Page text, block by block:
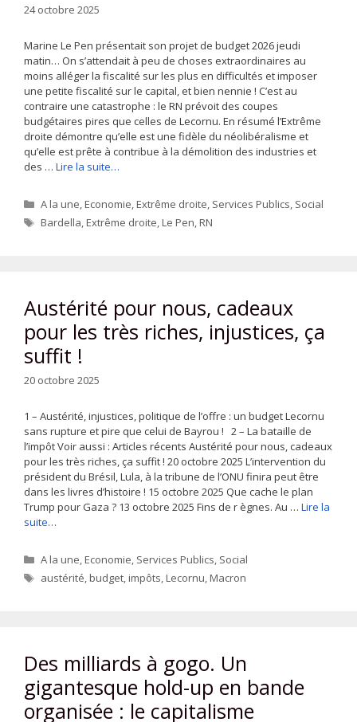
24 octobre 2025
Marine Le Pen présentait son projet de budget 2026 jeudi
matin… On s’attendait à peu de choses extraordinaires au
moins alléger la fiscalité sur les plus en difficultés et imposer
une petite fiscalité sur le capital, et bien nennie ! C’est au
contraire une catastrophe : le RN prévoit des coupes
budgétaires pires que celles de Lecornu. En résumé l’Extrême
droite démontre qu’elle est une fidèle du néolibéralisme et
qu’elle est prête à contribue à la démolition des industries et
des … Lire la suite…
Catégories
A la une,Economie,Extrême droite, Services Publics, Social
Étiquettes
Bardella,Extrême droite,Le Pen,RN
Austérité pour nous, cadeaux
pour les très riches, injustices, ça
suffit !
20 octobre 2025
1 – Austérité, injustices, politique de l’offre : un budget Lecornu
sans rupture et pire que celui de Bayrou ! 2 – La bataille de
l’impôt Voir aussi : Articles récents Austérité pour nous, cadeaux
pour les très riches, ça suffit ! 20 octobre 2025 L’intervention du
président du Brésil, Lula, à la tribune de l’ONU finira peut être
dans les livres d’histoire ! 15 octobre 2025 Que cache le plan
Trump pour Gaza ? 13 octobre 2025 Fins de r ègnes. Au … Lire la
suite…
Catégories
A la une,Economie, Services Publics, Social
Étiquettes
austérité,budget,impôts,Lecornu,Macron
Des milliards à gogo. Un
gigantesque hold-up en bande
organisée : le capitalisme